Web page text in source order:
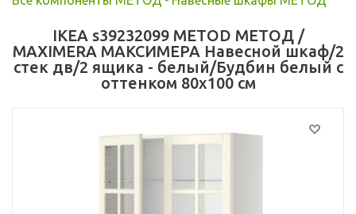
IKEA s39232099 METOD МЕТОД /
MAXIMERA МАКСИМЕРА Навесной шкаф/2
стек дв/2 ящика - белый/Будбин белый с
оттенком 80x100 см